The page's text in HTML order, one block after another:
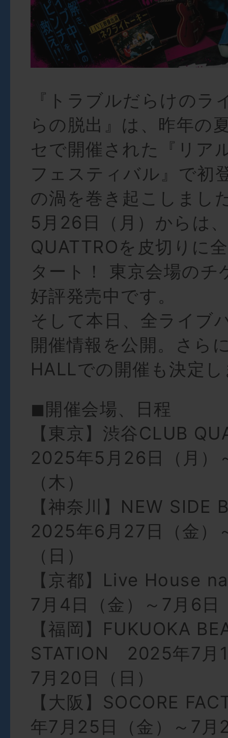
『トラブルだらけのラ
らの脱出』は、昨年の
セで開催された『リア
フェスティバル』で初
の渦を巻き起こしまし
5月26日（月）からは
QUATTROを皮切りに
タート！ 東京会場のチ
好評発売中です。
そして本日、全ライブ
開催情報を公開。さら
HALLでの開催も決定
◼︎開催会場、日程
【東京】渋谷CLUB
2025年5月26日（月）
（木）
【神奈川】NEW
2025年6月27日（金）
（日）
【京都】Live House
7月4日（金）～7月6日
【福岡】FUKUOKA
STATION 2025年7月
7月20日（日）
【大阪】SOCORE
年7月25日（金）～7月